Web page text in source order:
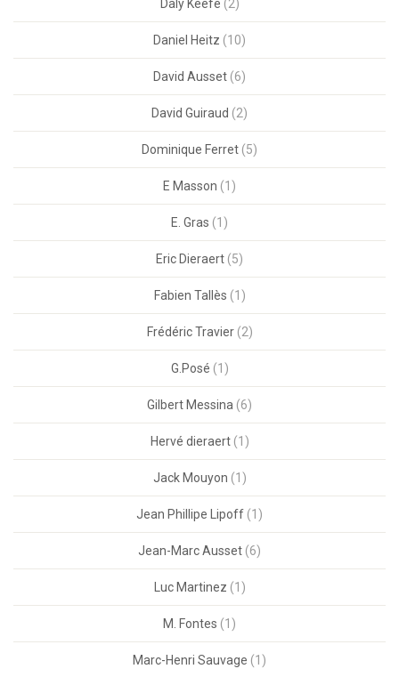
Daly Keefe (2)
Daniel Heitz (10)
David Ausset (6)
David Guiraud (2)
Dominique Ferret (5)
E Masson (1)
E. Gras (1)
Eric Dieraert (5)
Fabien Tallès (1)
Frédéric Travier(2)
G.Posé (1)
Gilbert Messina (6)
Hervé dieraert(1)
Jack Mouyon (1)
Jean Phillipe Lipoff (1)
Jean-Marc Ausset (6)
Luc Martinez (1)
M. Fontes (1)
Marc-Henri Sauvage (1)